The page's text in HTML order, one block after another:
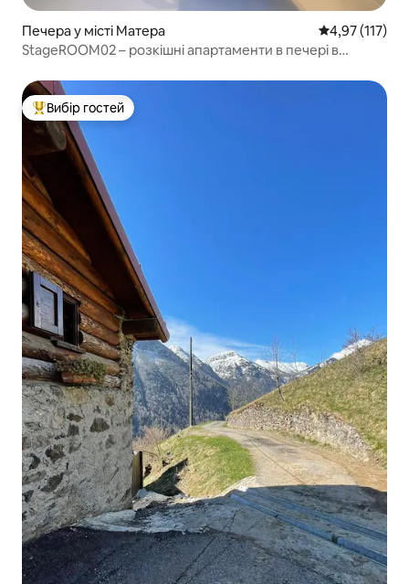
Печера у місті Матера Середня
4,97 (117)
StageROOM02 – розкішні апартаменти в печері в
Топ вибір гостей
Вибір гостей